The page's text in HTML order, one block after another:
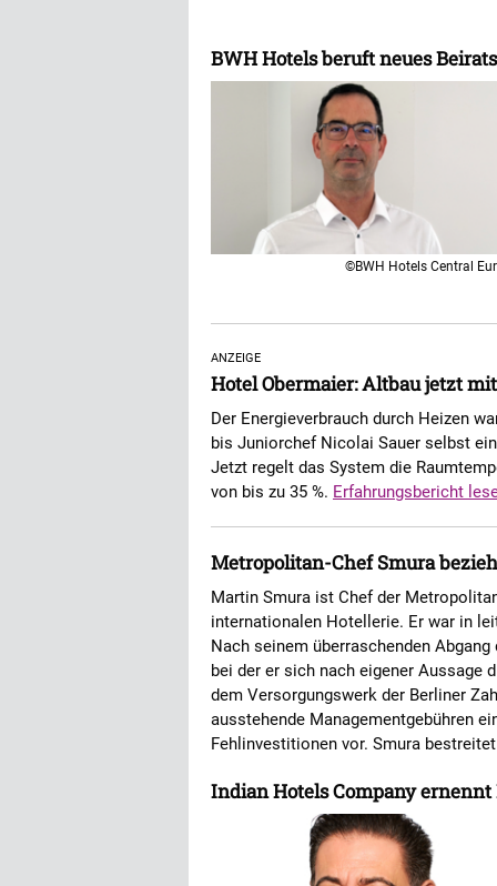
BWH Hotels beruft neues
©BWH Hotels Central
ANZEIGE
Hotel Obermaier: Altbau jetzt
Der Energieverbrauch durch Heizen
bis Juniorchef Nicolai Sauer selbst
Jetzt regelt das System die
von bis zu 35 %. Erfahrungsbericht
Metropolitan-Chef Smura
Martin Smura ist Chef der
internationalen Hotellerie. Er war in
Nach seinem überraschenden
bei der er sich nach eigener Aussage
dem Versorgungswerk der Berliner
ausstehende Managementgebühren
Fehlinvestitionen vor. Smura
Indian Hotels Company ernennt